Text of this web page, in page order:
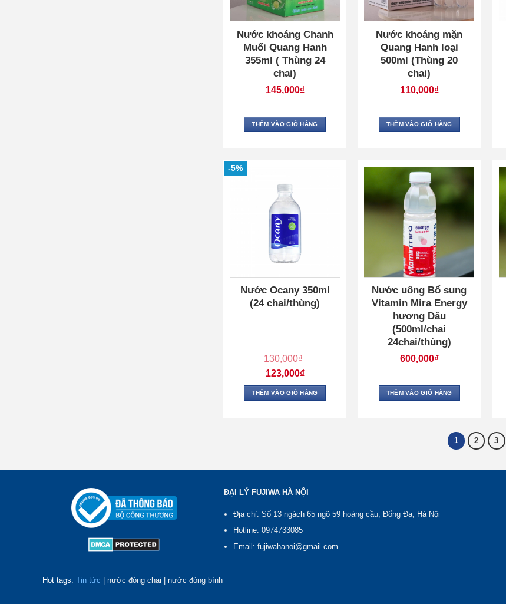
Nước khoáng Chanh
Muối Quang Hanh
355ml ( Thùng 24
chai)
145,000₫
THÊM VÀO GIỎ HÀNG
Nước khoáng mặn
Quang Hanh loại
500ml (Thùng 20
chai)
110,000₫
THÊM VÀO GIỎ HÀNG
-5%
Nước Ocany 350ml
(24 chai/thùng)
130,000₫
Giá
gốc
130,000₫.
123,000₫
hiện
tại
THÊM VÀO GIỎ HÀNG
Nước uống Bổ sung
Vitamin Mira Energy
hương Dâu
(500ml/chai
24chai/thùng)
600,000₫
THÊM VÀO GIỎ HÀNG
1 2 3
ĐẠI LÝ FUJIWA HÀ NỘI
Địa chỉ: Số 13 ngách 65 ngõ 59 hoàng cầu, Đống Đa, Hà Nội
Hotline: 0974733085
Email: fujiwahanoi@gmail.com
Hot tags: Tin tức | nước đóng chai | nước đóng bình